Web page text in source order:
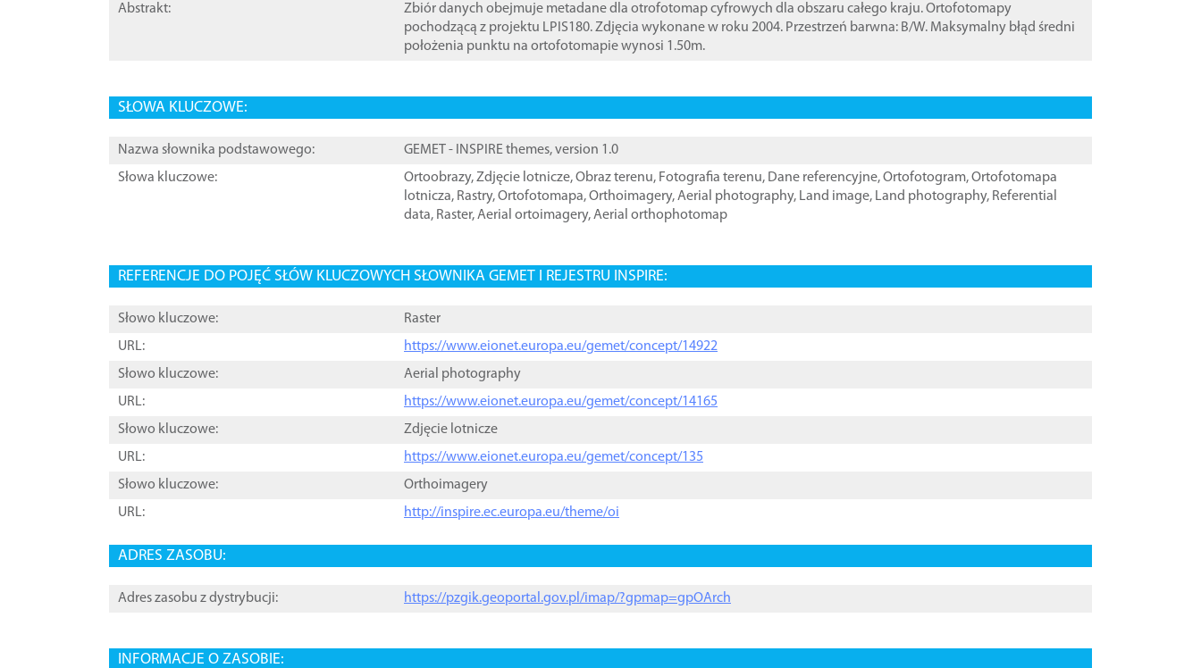
Abstrakt:
Zbiór danych obejmuje metadane dla otrofotomap cyfrowych dla obszaru całego kraju. Ortofotomapy
pochodzącą z projektu LPIS180. Zdjęcia wykonane w roku 2004. Przestrzeń barwna: B/W. Maksymalny błąd średni
położenia punktu na ortofotomapie wynosi 1.50m.
SŁOWA KLUCZOWE:
Nazwa słownika podstawowego:
GEMET - INSPIRE themes, version 1.0
Słowa kluczowe:
Ortoobrazy,Zdjęcie lotnicze,Obraz terenu, Fotografia terenu, Dane referencyjne,Ortofotogram,Ortofotomapa
lotnicza, Rastry,Ortofotomapa,Orthoimagery,Aerial photography, Land image, Land photography, Referential
data, Raster,Aerial ortoimagery,Aerial orthophotomap
REFERENCJE DO POJĘĆ SŁÓW KLUCZOWYCH SŁOWNIKA GEMET I REJESTRU INSPIRE:
Słowo kluczowe:
Raster
URL:
https://www.eionet.europa.eu/gemet/concept/14922
Słowo kluczowe:
Aerial photography
URL:
https://www.eionet.europa.eu/gemet/concept/14165
Słowo kluczowe:
Zdjęcie lotnicze
URL:
https://www.eionet.europa.eu/gemet/concept/135
Słowo kluczowe:
Orthoimagery
URL:
http://inspire.ec.europa.eu/theme/oi
ADRES ZASOBU:
Adres zasobu z dystrybucji: https://pzgik.geoportal.gov.pl/imap/?gpmap=gpOArch
INFORMACJE O ZASOBIE: